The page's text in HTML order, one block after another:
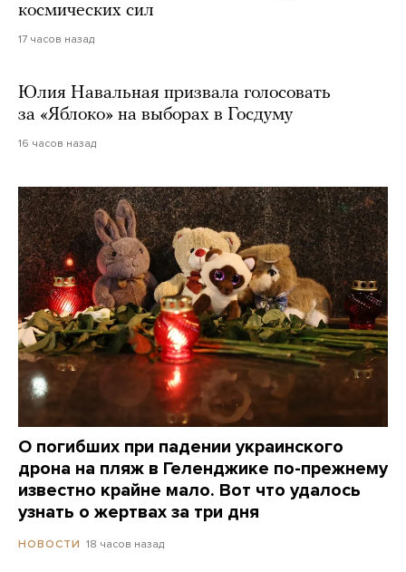
космических сил
17 часов назад
Юлия Навальная призвала голосовать
за «Яблоко» на выборах в Госдуму
16 часов назад
О погибших при падении украинского
дрона на пляж в Геленджике по-прежнему
известно крайне мало. Вот что удалось
узнать о жертвах за три дня
НОВОСТИ 18 часов назад